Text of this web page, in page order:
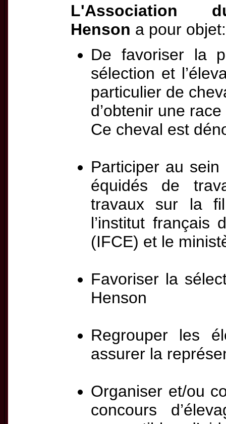
L'Association
Henson a pour objet:
De favoriser la
sélection et
particulier de
d’obtenir une
Ce cheval est
Participer au
équidés de
travaux sur la
l’institut français
(IFCE) et le
Favoriser la
Henson
Regrouper les
assurer la
Organiser et/ou
concours